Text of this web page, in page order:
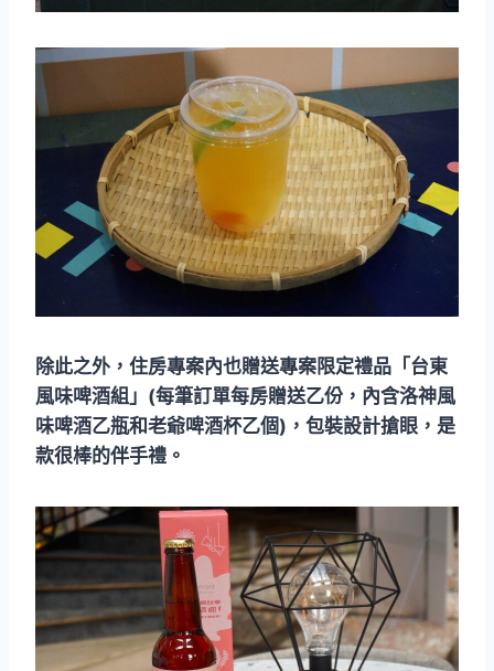
除此之外，住房專案內也贈送專案限定禮品「台東
風味啤酒組」(每筆訂單每房贈送乙份，內含洛神風
味啤酒乙瓶和老爺啤酒杯乙個)，包裝設計搶眼，是
款很棒的伴手禮。